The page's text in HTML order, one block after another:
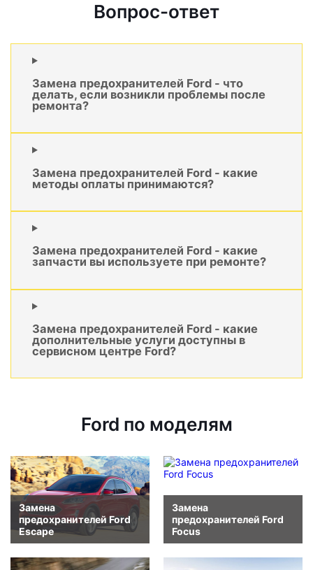
Вопрос-ответ
Замена предохранителей Ford - что
делать, если возникли проблемы после
ремонта?
Замена предохранителей Ford - какие
методы оплаты принимаются?
Замена предохранителей Ford - какие
запчасти вы используете при ремонте?
Замена предохранителей Ford - какие
дополнительные услуги доступны в
сервисном центре Ford?
Ford по моделям
Замена
предохранителей Ford
Escape
Замена
предохранителей Ford
Focus